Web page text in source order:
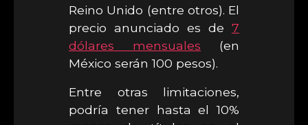
Reino Unido (entre otros). El
precio anunciado es de 7
dólares mensuales (en
México serán 100 pesos).
Entre otras limitaciones,
podría tener hasta el 10%